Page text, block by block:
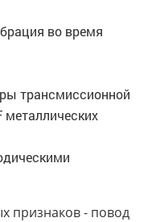
во время
трансмиссионной
металлических
признаков - повод